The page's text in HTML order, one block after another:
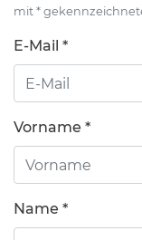
mit *
E-Mail *
Vorname *
Name *